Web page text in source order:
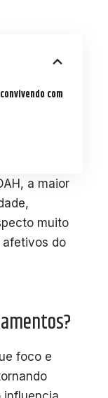
com
a maior
muito
afetivos do
foco e